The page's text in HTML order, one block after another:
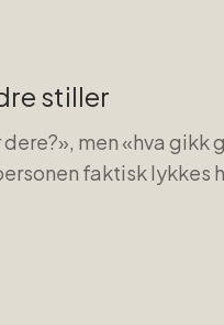
stiller
men «hva gikk
faktisk lykkes